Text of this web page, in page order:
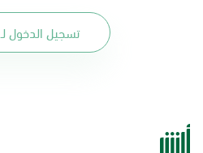
تسجيل الدخول لـ